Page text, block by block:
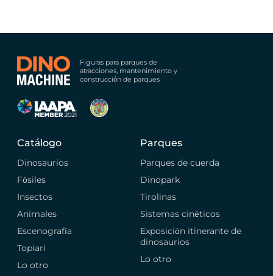
Figuras para parques de
atracciones, mantenimiento y
construcción de parques
Catálogo
Dinosaurios
Fósiles
Insectos
Animales
Escenografía
Topiari
Lo otro
Parques
Parques de cuerda
Dinopark
Tirolinas
Sistemas cinéticos
Exposición itinerante de
dinosaurios
Lo otro